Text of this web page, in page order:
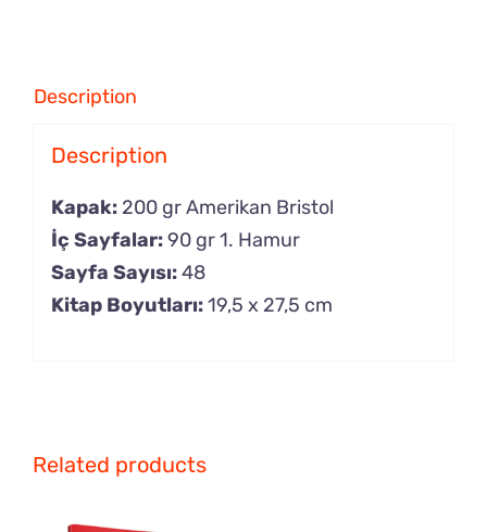
Description
Description
Kapak:200 gr Amerikan Bristol
İç Sayfalar:90 gr 1. Hamur
Sayfa Sayısı:48
Kitap Boyutları:19,5 x 27,5 cm
Related products